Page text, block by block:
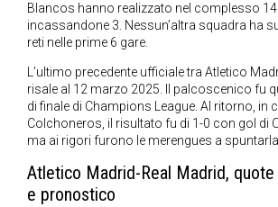
Blancos hanno realizzato nel complesso 14
incassandone 3. Nessun’altra squadra ha
reti nelle prime 6 gare.
L’ultimo precedente ufficiale tra Atletico
risale al 12 marzo 2025. Il palcoscenico fu
di finale di Champions League. Al ritorno, in
Colchoneros, il risultato fu di 1-0 con gol di
ma ai rigori furono le merengues a
Atletico Madrid-Real Madrid,
e pronostico